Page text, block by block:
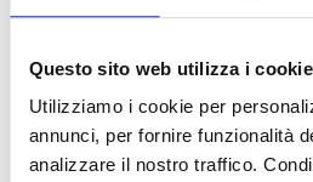
Questo sito web utilizza i cookie
Utilizziamo i cookie per
annunci, per fornire funzionalità
analizzare il nostro traffico.
Nudaproprietà
Prezzi
Prima Casa
Proprietari
Rendite Catastali